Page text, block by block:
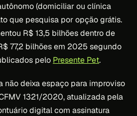
(domiciliar ou clínica
que pesquisa por opção grátis.
R$ 13,5 bilhões dentro de
77,2 bilhões em 2025 segundo
pelo Presente Pet.
não deixa espaço para improviso
1321/2020, atualizada pela
digital com assinatura